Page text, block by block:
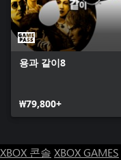
용과 같이8
₩79,800+
XBOX 콘솔 XBOX GAMES